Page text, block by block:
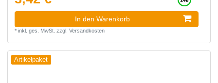
In den Warenkorb
* inkl. ges. MwSt. zzgl. Versandkosten
Artikelpaket